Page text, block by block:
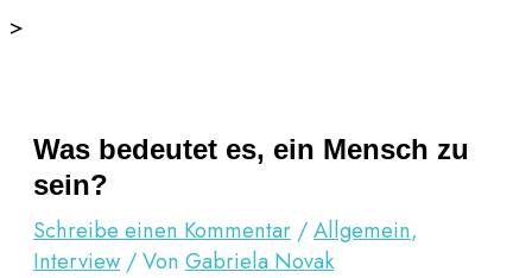
>
Was bedeutet es, ein Mensch zu
sein?
Schreibe einen Kommentar /Allgemein,
Interview/ Von Gabriela Novak